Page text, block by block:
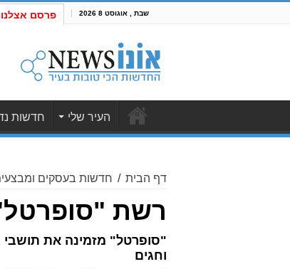
שבת , אוגוסט 8 2026 פרסם אצלנו
העיר שלי חדשות
דף הבית / חדשות בעסקים
רשת "סופרטל"
וחגים